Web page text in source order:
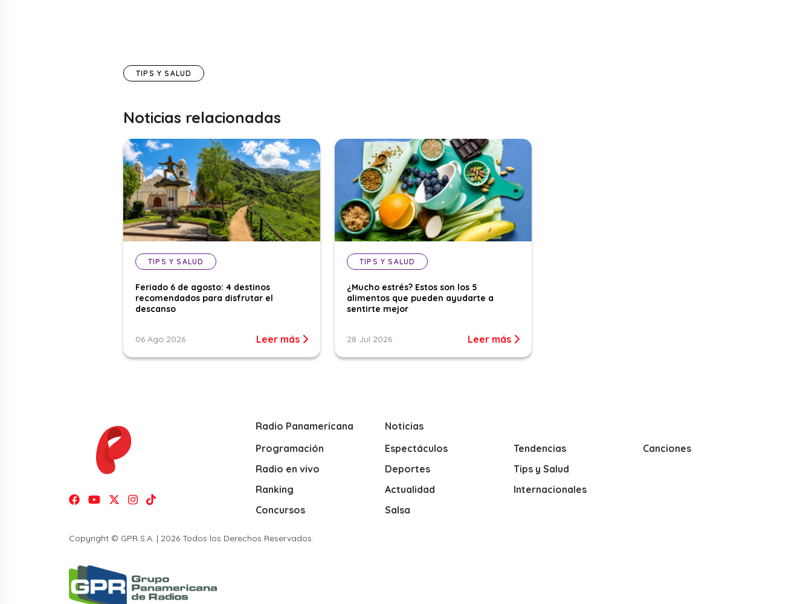
TIPS Y SALUD
Noticias relacionadas
TIPS Y SALUD
Feriado 6 de agosto: 4 destinos
recomendados para disfrutar el
descanso
06 Ago 2026 Leer más
TIPS Y SALUD
¿Mucho estrés? Estos son los 5
alimentos que pueden ayudarte a
sentirte mejor
28 Jul 2026 Leer más
Radio Panamericana
Programación
Radio en vivo
Ranking
Concursos
Noticias
Espectáculos
Deportes
Actualidad
Salsa
Tendencias
Tips y Salud
Internacionales
Canciones
Copyright © GPR S.A. | 2026 Todos los Derechos Reservados.